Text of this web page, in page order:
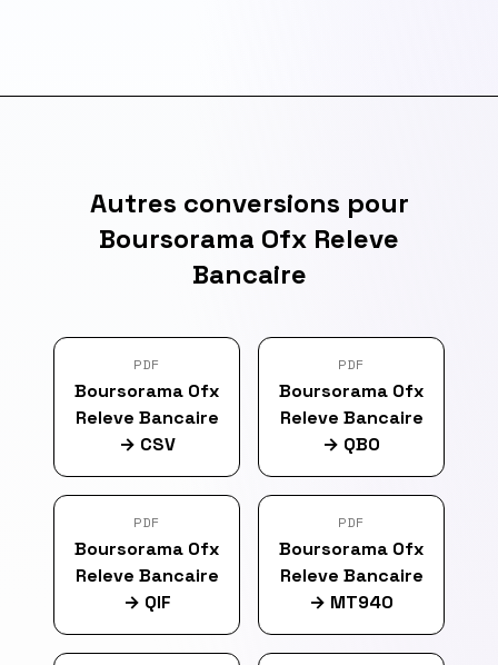
Autres conversions pour
Boursorama Ofx Releve
Bancaire
PDF
Boursorama Ofx
Releve Bancaire
→ CSV
PDF
Boursorama Ofx
Releve Bancaire
→ QBO
PDF
Boursorama Ofx
Releve Bancaire
→ QIF
PDF
Boursorama Ofx
Releve Bancaire
→ MT940